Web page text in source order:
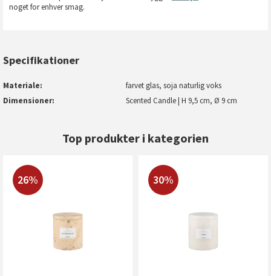
noget for enhver smag.
Specifikationer
Materiale
farvet glas, soja naturlig voks
Dimensioner
Scented Candle | H 9,5 cm, Ø 9 cm
Top produkter i kategorien
26% 30%